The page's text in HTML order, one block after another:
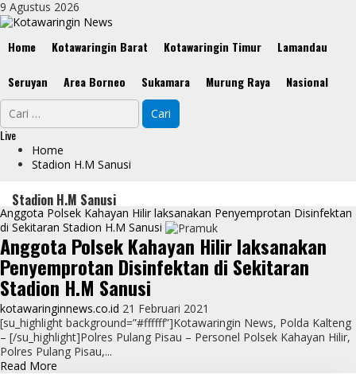
Skip
to
9 Agustus 2026
Menu
Home Kotawaringin Barat Kotawaringin Timur Lamandau
Seruyan Area Borneo Sukamara Murung Raya Nasional
Cari
untuk:
Live
Home
Stadion H.M Sanusi
Stadion H.M Sanusi
Anggota Polsek Kahayan Hilir laksanakan Penyemprotan Disinfektan
di Sekitaran Stadion H.M Sanusi
Anggota Polsek Kahayan Hilir laksanakan
Penyemprotan Disinfektan di Sekitaran
Stadion H.M Sanusi
kotawaringinnews.co.id 21 Februari 2021
[su_highlight background=”#ffffff”]Kotawaringin News, Polda Kalteng
– [/su_highlight]Polres Pulang Pisau – Personel Polsek Kahayan Hilir,
Polres Pulang Pisau,...
Read More